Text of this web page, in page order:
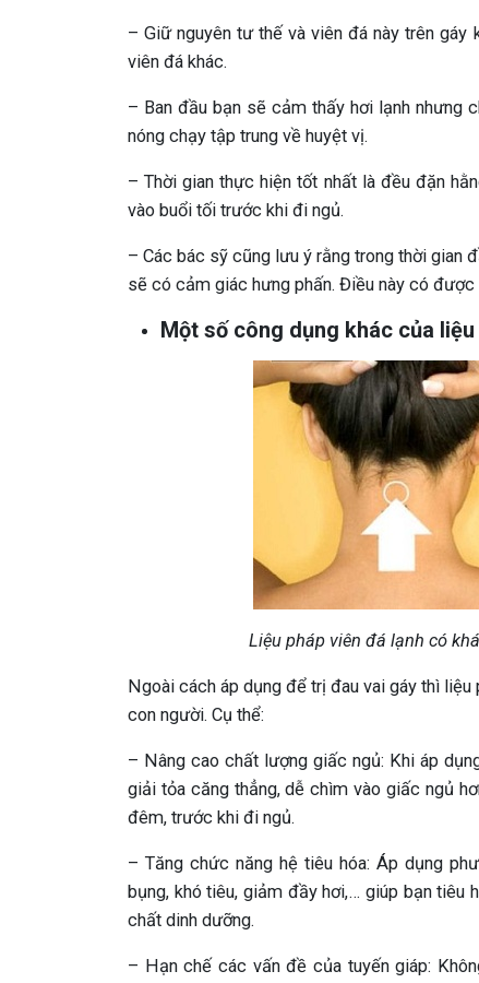
– Giữ nguyên tư thế và viên đá này trên gáy
viên đá khác.
– Ban đầu bạn sẽ cảm thấy hơi lạnh nhưng
nóng chạy tập trung về huyệt vị.
– Thời gian thực hiện tốt nhất là đều đặn
vào buổi tối trước khi đi ngủ.
– Các bác sỹ cũng lưu ý rằng trong thời gian
sẽ có cảm giác hưng phấn. Điều này có
Một số công dụng khác của
Liệu pháp viên đá lạnh có
Ngoài cách áp dụng để trị đau vai gáy thì
con người. Cụ thể:
– Nâng cao chất lượng giấc ngủ: Khi áp
giải tỏa căng thẳng, dễ chìm vào giấc ngủ
đêm, trước khi đi ngủ.
– Tăng chức năng hệ tiêu hóa: Áp dụng
bụng, khó tiêu, giảm đầy hơi,… giúp bạn tiêu
chất dinh dưỡng.
– Hạn chế các vấn đề của tuyến giáp: